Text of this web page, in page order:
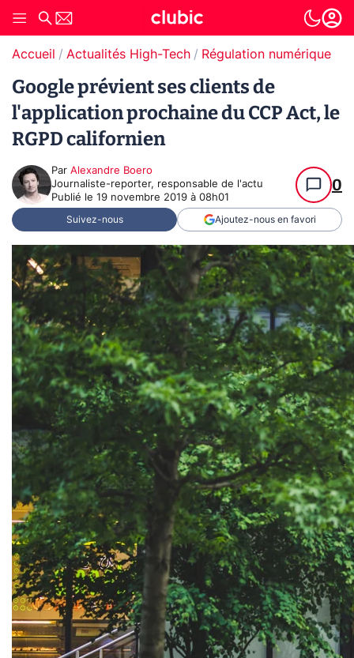
Accueil Actualités High-Tech Régulation numérique
Google prévient ses clients de
l'application prochaine du CCP Act, le
RGPD californien
Par Alexandre Boero
Journaliste-reporter, responsable de l'actu
Publié le 19 novembre 2019 à 08h01
0
Suivez-nous Ajoutez-nous en favori